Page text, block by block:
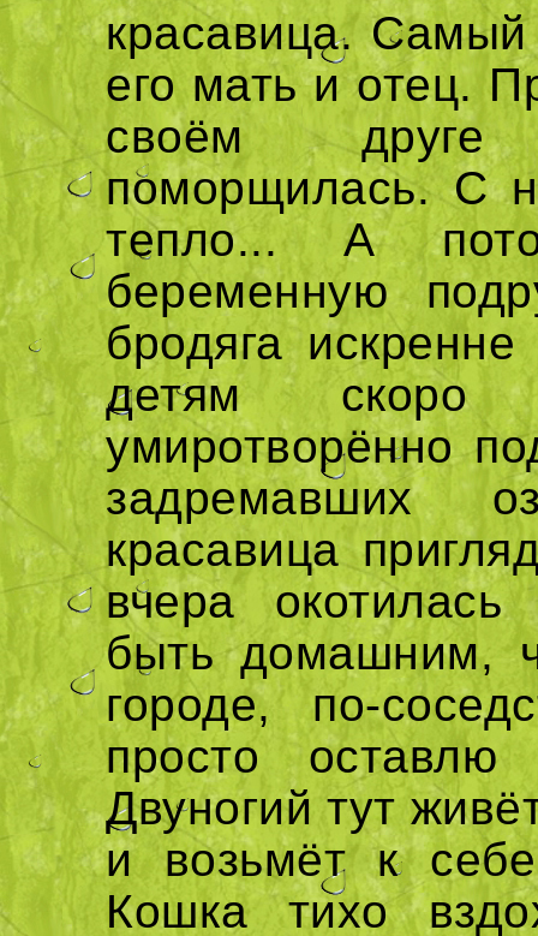
красавица.
его мать и отец.
своём друге
поморщилась. С
тепло... А
беременную
бродяга
детям
умиротворённо
задремавших
красавица
вчера
быть домашним,
городе, по-
просто
Двуногий тут
и возьмёт к
Кошка тихо